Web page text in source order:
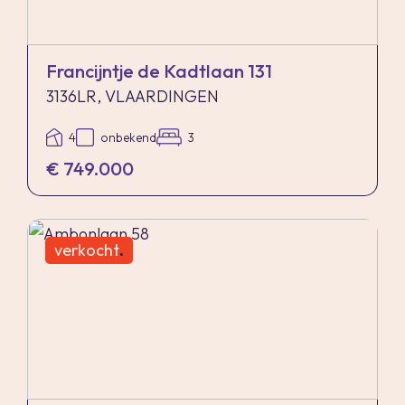
onroerende zaak dan zijn de eventuele kosten
die de notaris berekent voor een eventuele
verkoopvolmacht en legalisatie hiervan ten
behoeve van de verkoper voor rekening van de
koper.
Koper is bekend met de zelfbewoningsplicht
welke vanaf 01-01-2023 binnen de gemeente
Francijntje de Kadtlaan 131
3136LR, VLAARDINGEN
4 onbekend 3
€ 749.000
verkocht.